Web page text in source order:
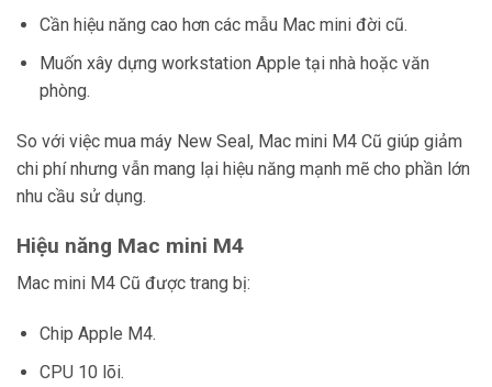
Cần hiệu năng cao hơn các mẫu Mac mini đời cũ.
Muốn xây dựng workstation Apple tại nhà hoặc văn
phòng.
So với việc mua máy New Seal, Mac mini M4 Cũ giúp giảm
chi phí nhưng vẫn mang lại hiệu năng mạnh mẽ cho phần lớn
nhu cầu sử dụng.
Hiệu năng Mac mini M4
Mac mini M4 Cũ được trang bị:
Chip Apple M4.
CPU 10 lõi.